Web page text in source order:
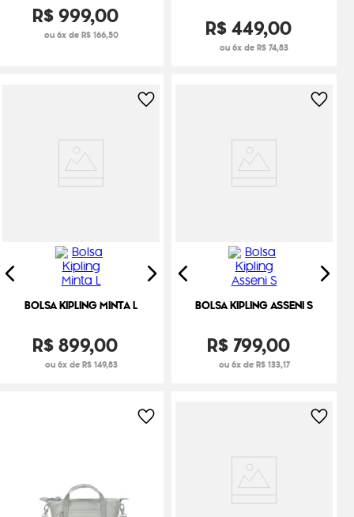
R$999,00
ou 6x de R$ 166,50 R$449,00
ou 6x de R$ 74,83
BOLSA KIPLING MINTA L
R$899,00
ou 6x de R$ 149,83
BOLSA KIPLING ASSENI S
R$ 799,00
ou 6x de R$ 133,17